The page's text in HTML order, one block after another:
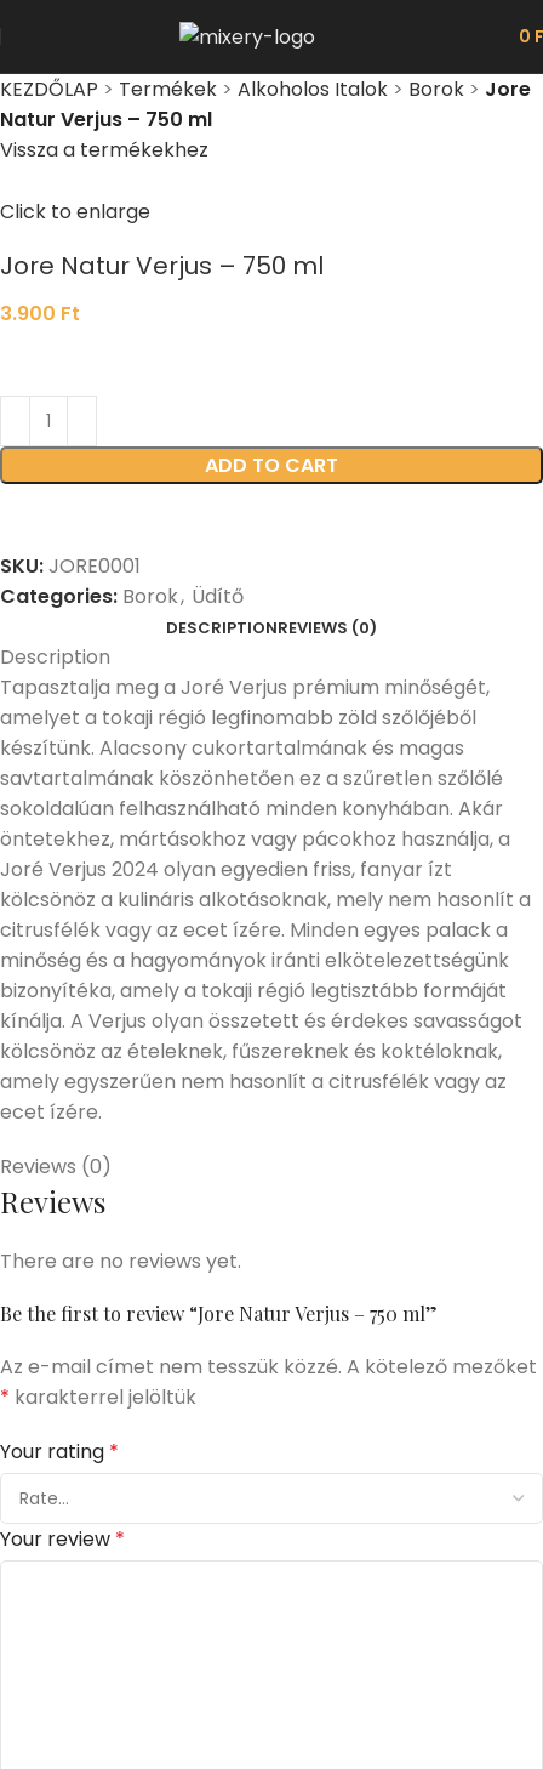
0
KEZDŐLAP > Termékek > Alkoholos Italok > Borok > Jore
Natur Verjus – 750 ml
Vissza a termékekhez
Click to enlarge
Jore Natur Verjus – 750 ml
3.900 Ft
ADD TO CART
SKU:JORE0001
Categories: Borok, Üdítő
DESCRIPTIONREVIEWS (0)
Description
Tapasztalja meg a Joré Verjus prémium minőségét,
amelyet a tokaji régió legfinomabb zöld szőlőjéből
készítünk. Alacsony cukortartalmának és magas
savtartalmának köszönhetően ez a szűretlen szőlőlé
sokoldalúan felhasználható minden konyhában. Akár
öntetekhez, mártásokhoz vagy pácokhoz használja, a
Joré Verjus 2024 olyan egyedien friss, fanyar ízt
kölcsönöz a kulináris alkotásoknak, mely nem hasonlít a
citrusfélék vagy az ecet ízére. Minden egyes palack a
minőség és a hagyományok iránti elkötelezettségünk
bizonyítéka, amely a tokaji régió legtisztább formáját
kínálja. A Verjus olyan összetett és érdekes savasságot
kölcsönöz az ételeknek, fűszereknek és koktéloknak,
amely egyszerűen nem hasonlít a citrusfélék vagy az
ecet ízére.
Reviews (0)
Reviews
There are no reviews yet.
Be the first to review “Jore Natur Verjus – 750 ml”
Az e-mail címet nem tesszük közzé. A kötelező mezőket
* karakterrel jelöltük
Your rating *
Your review *